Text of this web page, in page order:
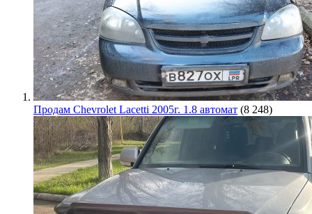
Продам Chevrolet Lacetti 2005г. 1.8 автомат (8 248)